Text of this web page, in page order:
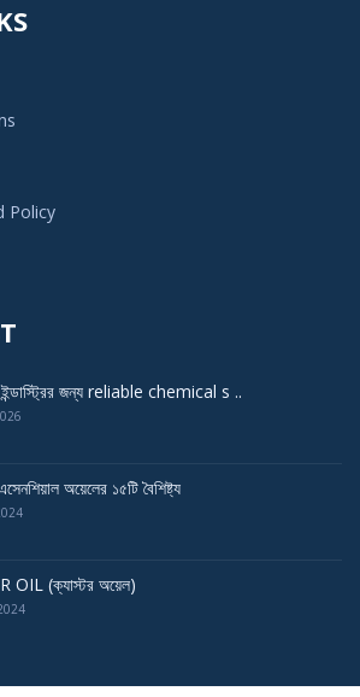
Policy
জন্য reliable chemical s ..
অয়েলের ১৫টি বৈশিষ্ট্য
OIL (ক্যাস্টর অয়েল)